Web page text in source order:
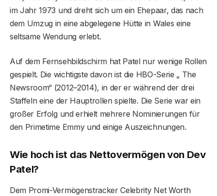
im Jahr 1973 und dreht sich um ein Ehepaar, das nach
dem Umzug in eine abgelegene Hütte in Wales eine
seltsame Wendung erlebt.
Auf dem Fernsehbildschirm hat Patel nur wenige Rollen
gespielt. Die wichtigste davon ist die HBO-Serie „ The
Newsroom“ (2012–2014), in der er während der drei
Staffeln eine der Hauptrollen spielte. Die Serie war ein
großer Erfolg und erhielt mehrere Nominierungen für
den Primetime Emmy und einige Auszeichnungen.
Wie hoch ist das Nettovermögen von Dev
Patel?
Dem Promi-Vermögenstracker Celebrity Net Worth